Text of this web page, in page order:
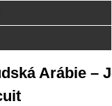
Arábie –